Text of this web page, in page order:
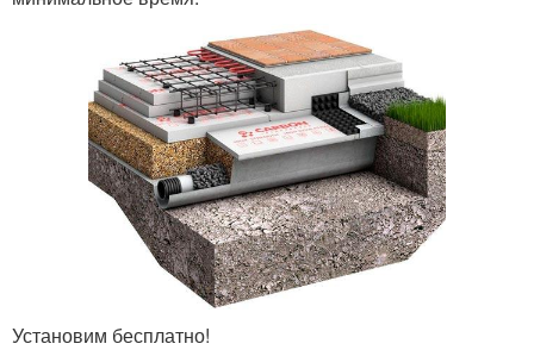
Установим бесплатно!